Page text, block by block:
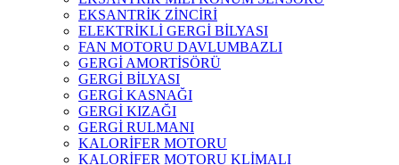
EKSANTRİK ZİNCİRİ
ELEKTRİKLİ GERGİ BİLYASI
FAN MOTORU DAVLUMBAZLI
GERGİ AMORTİSÖRÜ
GERGİ BİLYASI
GERGİ KASNAĞI
GERGİ KIZAĞI
GERGİ RULMANI
KALORİFER MOTORU
KALORİFER MOTORU KLİMALI